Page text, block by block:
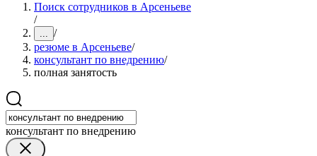
Поиск сотрудников в Арсеньеве
/
... /
резюме в Арсеньеве/
консультант по внедрению/
полная занятость
консультант по внедрению